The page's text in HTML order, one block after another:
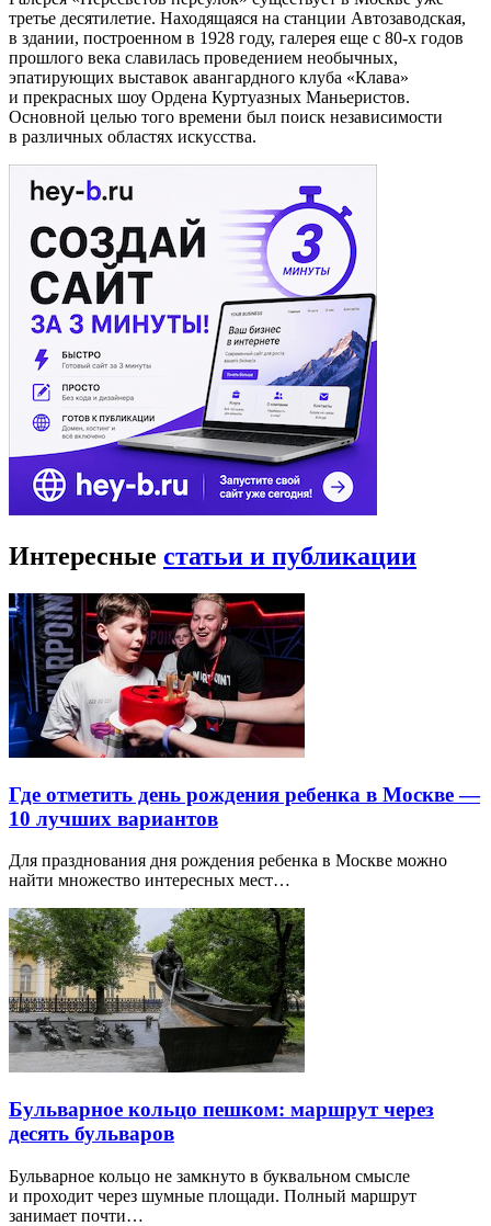
третье десятилетие. Находящаяся на станции Автозаводская,
в здании, построенном в 1928 году, галерея еще с 80-х годов
прошлого века славилась проведением необычных,
эпатирующих выставок авангардного клуба «Клава»
и прекрасных шоу Ордена Куртуазных Маньеристов.
Основной целью того времени был поиск независимости
в различных областях искусства.
Интересные статьи и публикации
Где отметить день рождения ребенка в Москве —
10 лучших вариантов
Для празднования дня рождения ребенка в Москве можно
найти множество интересных мест…
Бульварное кольцо пешком: маршрут через
десять бульваров
Бульварное кольцо не замкнуто в буквальном смысле
и проходит через шумные площади. Полный маршрут
занимает почти…